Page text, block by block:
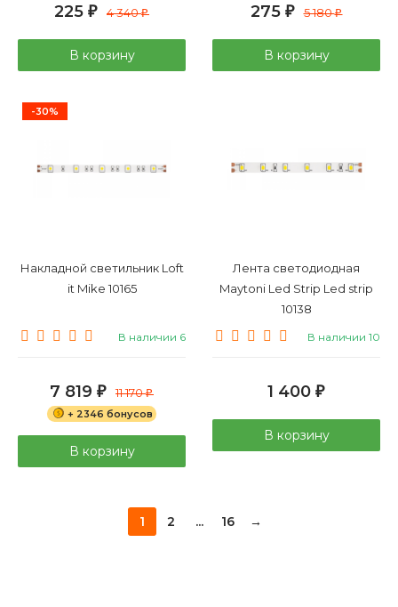
225 ₽ 4 340₽
В корзину
275 ₽ 5 180₽
В корзину
-30%
Накладной светильник Loft
it Mike 10165
В наличии 6
7 819 ₽ 11 170₽
+ 2346 бонусов
В корзину
Лента светодиодная
Maytoni Led Strip Led strip
10138
В наличии 10
1 400 ₽
В корзину
1 2 ... 16 →